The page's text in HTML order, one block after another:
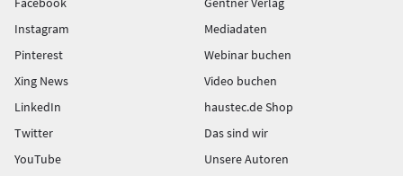
Instagram
Pinterest
Xing News
LinkedIn
Twitter
YouTube
Mediadaten
Webinar buchen
Video buchen
haustec.de Shop
Das sind wir
Unsere Autoren